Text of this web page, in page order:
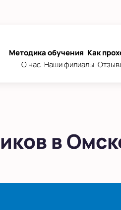
Методика обучения Как
О нас Наши филиалы
в